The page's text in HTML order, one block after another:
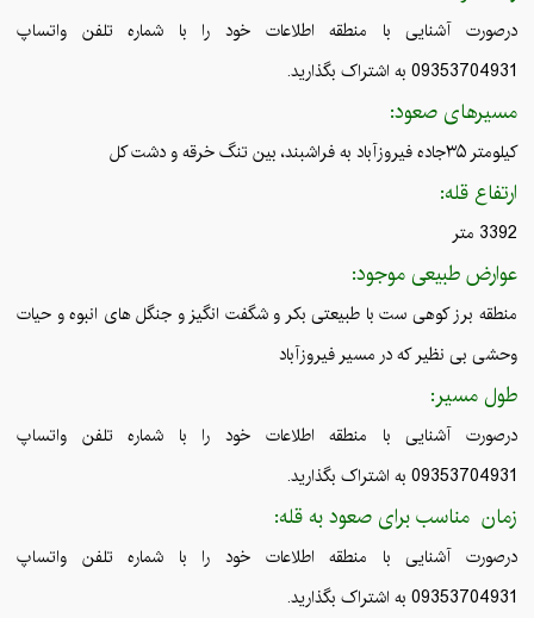
درصورت آشنایی با منطقه اطلاعات خود را با شماره تلفن واتساپ
09353704931 به اشتراک بگذارید.
مسیرهای صعود:
کیلومتر ۳۵جاده فیروزآباد به فراشبند، بین تنگ خرقه و دشت کل
ارتفاع قله:
3392 متر
عوارض طبیعی موجود:
منطقه برز کوهی ست با طبیعتی بکر و شگفت انگیز و جنگل های انبوه و حیات
وحشی بی نظیر که در مسیر فیروزآباد
طول مسیر:
درصورت آشنایی با منطقه اطلاعات خود را با شماره تلفن واتساپ
09353704931 به اشتراک بگذارید.
زمان مناسب برای صعود به قله:
درصورت آشنایی با منطقه اطلاعات خود را با شماره تلفن واتساپ
09353704931 به اشتراک بگذارید.